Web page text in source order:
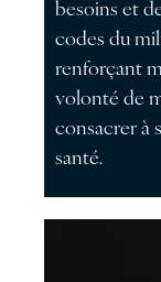
besoins et
codes du
renforçant
volonté de
consacrer à
santé.